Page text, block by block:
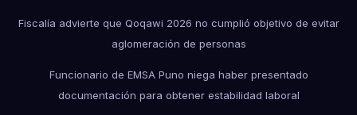
Fiscalía advierte que Qoqawi 2026 no cumplió objetivo de evitar
aglomeración de personas
Funcionario de EMSA Puno niega haber presentado
documentación para obtener estabilidad laboral